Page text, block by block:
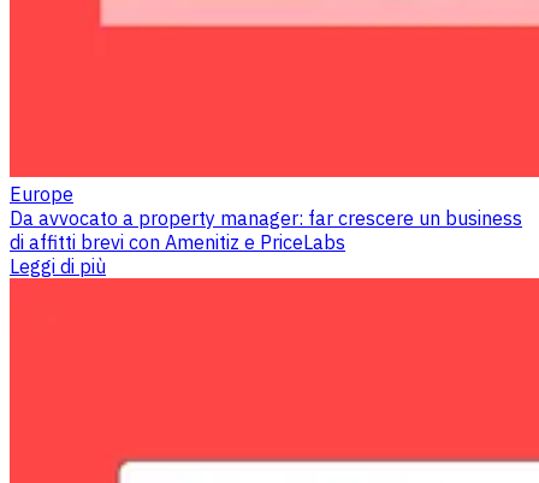
Europe
Da avvocato a property manager: far crescere un business
di affitti brevi con Amenitiz e PriceLabs
Leggi di più